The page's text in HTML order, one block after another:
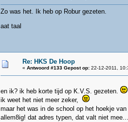
Zo was het. Ik heb op Robur gezeten.
aat taal
Re: HKS De Hoop
« Antwoord #133 Gepost op:22-12-2011,
en ik? ik heb korte tijd op K.V.S. gezeten.
ik weet het niet meer zeker,
maar het was in de school op het hoekje
allem8ig! dat adres typen, dat valt niet